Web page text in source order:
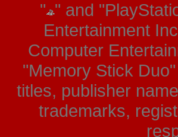
" " and
Entertainment
Computer
"Memory Stick
titles, publisher
trademarks,